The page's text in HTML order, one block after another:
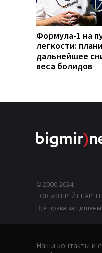
Формула-1 на
легкости:
дальнейшее
веса болидов
© 2000-2024,
ТОВ «КЕПРЕЙТ
Все права защищены.
Наши контакты и